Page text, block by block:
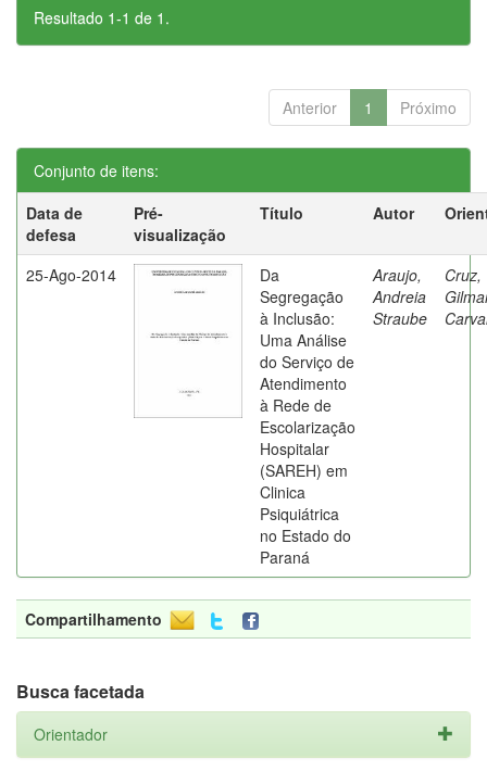
Resultado 1-1 de 1.
Anterior 1 Próximo
Conjunto de itens:
Data de
defesa
Pré-
visualização
Título Autor
25-Ago-2014
Da
Segregação
à Inclusão:
Uma Análise
do Serviço de
Atendimento
à Rede de
Escolarização
Hospitalar
(SAREH) em
Clinica
Psiquiátrica
no Estado do
Paraná
Araujo,
Andreia
Straube
Cruz,
Compartilhamento
Busca facetada
Orientador